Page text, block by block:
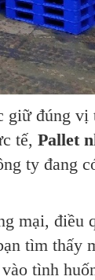
giữ đúng
tế, Pallet
ty đang
mại, điều
tìm thấy
tình